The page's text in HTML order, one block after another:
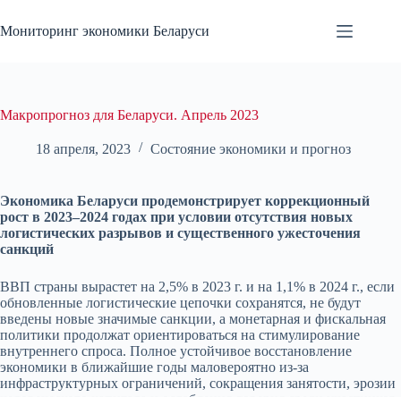
к
сути
Мониторинг экономики Беларуси
Макропрогноз для Беларуси. Апрель 2023
18 апреля, 2023 Состояние экономики и прогноз
Экономика Беларуси продемонстрирует коррекционный
рост в 2023–2024 годах при условии отсутствия новых
логистических разрывов и существенного ужесточения
санкций
ВВП страны вырастет на 2,5% в 2023 г. и на 1,1% в 2024 г., если
обновленные логистические цепочки сохранятся, не будут
введены новые значимые санкции, а монетарная и фискальная
политики продолжат ориентироваться на стимулирование
внутреннего спроса. Полное устойчивое восстановление
экономики в ближайшие годы маловероятно из-за
инфраструктурных ограничений, сокращения занятости, эрозии